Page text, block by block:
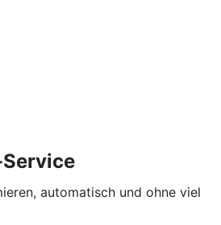
automatisch und ohne viel